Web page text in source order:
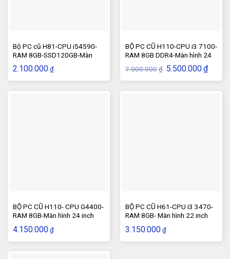
Bộ PC cũ H81-CPU i54590-
RAM 8GB-SSD120GB-Màn
hình 22inch
2.100.000 ₫
BỘ PC CŨ H110-CPU i3 7100-
RAM 8GB DDR4-Màn hình 24
7.000.000 ₫ Giá
gốc
là:
5.500.000₫Giá
hiện
tại
BỘ PC CŨ H110- CPU G4400-
RAM 8GB-Màn hình 24 inch
4.150.000 ₫
BỘ PC CŨ H61-CPU i3 3470-
RAM 8GB- Màn hình 22 inch
3.150.000 ₫